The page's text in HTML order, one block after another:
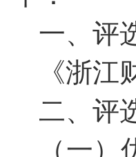
一、评
《浙
二、评
（一